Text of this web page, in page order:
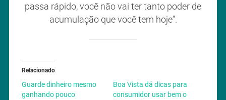
passa rápido, você não vai ter tanto poder de
acumulação que você tem hoje”.
Relacionado
Guarde dinheiro mesmo
ganhando pouco
Boa Vista dá dicas para
consumidor usar bem o